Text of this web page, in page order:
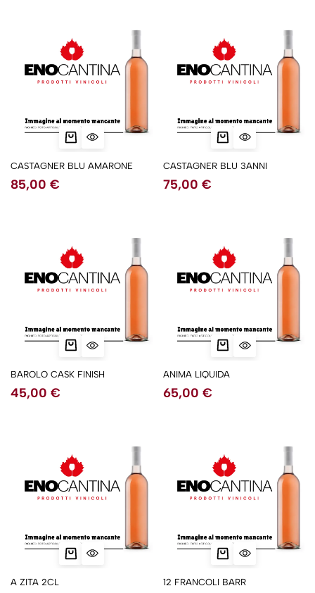
CASTAGNER BLU AMARONE
85,00 €
CASTAGNER BLU 3ANNI
75,00 €
BAROLO CASK FINISH
45,00 €
ANIMA LIQUIDA
65,00 €
A ZITA 2CL 12 FRANCOLI BARR